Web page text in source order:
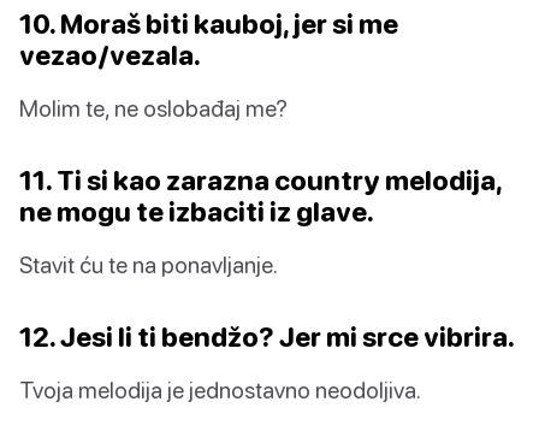
10. Moraš biti kauboj, jer si me
vezao/vezala.
Molim te, ne oslobađaj me?
11. Ti si kao zarazna country melodija,
ne mogu te izbaciti iz glave.
Stavit ću te na ponavljanje.
12. Jesi li ti bendžo? Jer mi srce vibrira.
Tvoja melodija je jednostavno neodoljiva.